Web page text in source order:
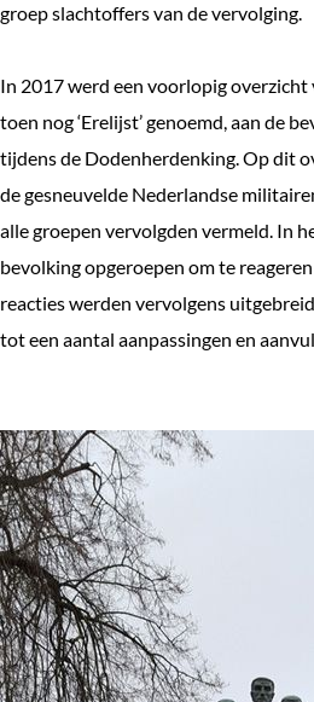
groep slachtoffers van de vervolging.
In 2017 werd een voorlopig
toen nog ‘Erelijst’ genoemd, aan de
tijdens de Dodenherdenking. Op dit
de gesneuvelde Nederlandse
alle groepen vervolgden vermeld. In
bevolking opgeroepen om te
reacties werden vervolgens
tot een aantal aanpassingen en